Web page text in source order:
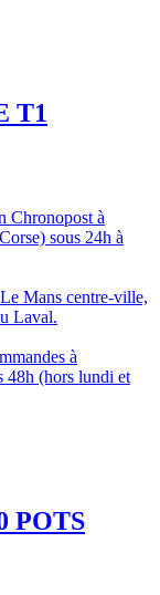
T1
Chronopost à
sous 24h à
Mans centre-ville,
Laval.
à
48h (hors lundi et
POTS